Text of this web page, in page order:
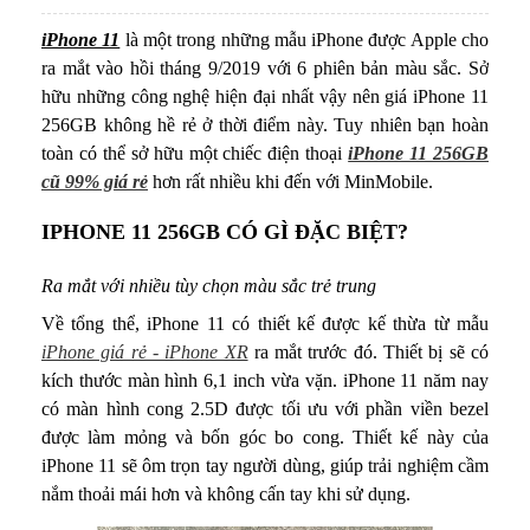
iPhone 11 là một trong những mẫu iPhone được Apple cho
ra mắt vào hồi tháng 9/2019 với 6 phiên bản màu sắc. Sở
hữu những công nghệ hiện đại nhất vậy nên giá iPhone 11
256GB không hề rẻ ở thời điểm này. Tuy nhiên bạn hoàn
toàn có thể sở hữu một chiếc điện thoạiiPhone 11 256GB
cũ 99% giá rẻ hơn rất nhiều khi đến với MinMobile.
IPHONE 11 256GB CÓ GÌ ĐẶC BIỆT?
Ra mắt với nhiều tùy chọn màu sắc trẻ trung
Về tổng thể, iPhone 11 có thiết kế được kế thừa từ mẫu
iPhone giá rẻ - iPhone XRra mắt trước đó. Thiết bị sẽ có
kích thước màn hình 6,1 inch vừa vặn. iPhone 11 năm nay
có màn hình cong 2.5D được tối ưu với phần viền bezel
được làm mỏng và bốn góc bo cong. Thiết kế này của
iPhone 11 sẽ ôm trọn tay người dùng, giúp trải nghiệm cầm
nắm thoải mái hơn và không cấn tay khi sử dụng.